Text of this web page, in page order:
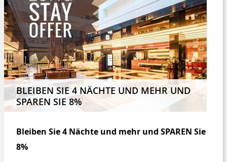
BLEIBEN SIE 4 NÄCHTE UND MEHR UND
SPAREN SIE 8%
Bleiben Sie 4 Nächte und mehr und SPAREN Sie
8%